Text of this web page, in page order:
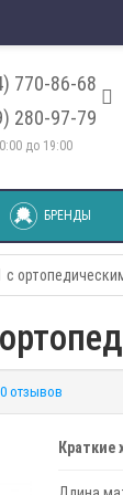
770-86-68
280-97-79
до 19:00
БРЕНДЫ
с
0 отзывов
Краткие